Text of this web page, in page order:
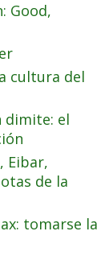
Good,
cultura del
dimite: el
Eibar,
de la
tomarse la